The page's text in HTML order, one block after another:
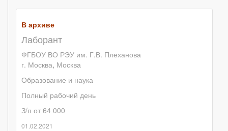
В архиве
Лаборант
ФГБОУ ВО РЭУ им. Г.В. Плеханова
г. Москва, Москва
Образование и наука
Полный рабочий день
З/п от 64 000
01.02.2021